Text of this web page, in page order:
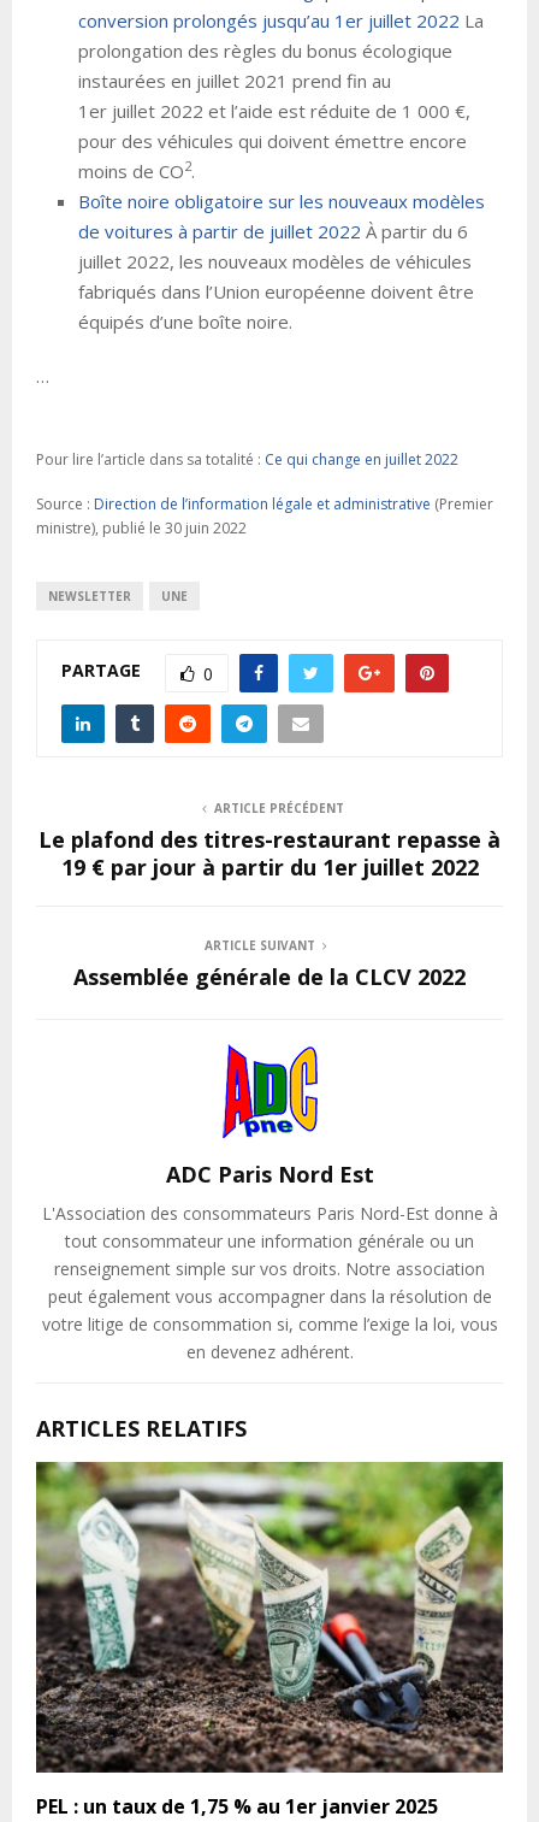
conversion prolongés jusqu’au 1er juillet 2022 La
prolongation des règles du bonus écologique
instaurées en juillet 2021 prend fin au
1er juillet 2022 et l’aide est réduite de 1 000 €,
pour des véhicules qui doivent émettre encore
moins de CO2.
Boîte noire obligatoire sur les nouveaux modèles
de voitures à partir de juillet 2022 À partir du 6
juillet 2022, les nouveaux modèles de véhicules
fabriqués dans l’Union européenne doivent être
équipés d’une boîte noire.
…
Pour lire l’article dans sa totalité : Ce qui change en juillet 2022
Source : Direction de l’information légale et administrative (Premier
ministre), publié le 30 juin 2022
NEWSLETTER UNE
PARTAGE 0
ARTICLE PRÉCÉDENT
Le plafond des titres-restaurant repasse à
19 € par jour à partir du 1er juillet 2022
ARTICLE SUIVANT
Assemblée générale de la CLCV 2022
ADC Paris Nord Est
L'Association des consommateurs Paris Nord-Est donne à
tout consommateur une information générale ou un
renseignement simple sur vos droits. Notre association
peut également vous accompagner dans la résolution de
votre litige de consommation si, comme l’exige la loi, vous
en devenez adhérent.
ARTICLES RELATIFS
PEL : un taux de 1,75 % au 1er janvier 2025